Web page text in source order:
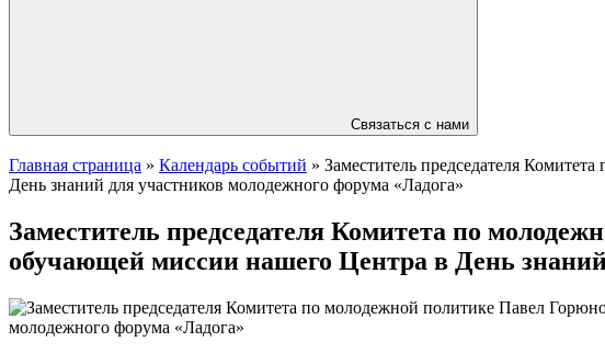
Связаться с нами
Главная страница » Календарь событий » Заместитель председателя
День знаний для участников молодежного форума «Ладога»
Заместитель председателя Комитета по
обучающей миссии нашего Центра в День